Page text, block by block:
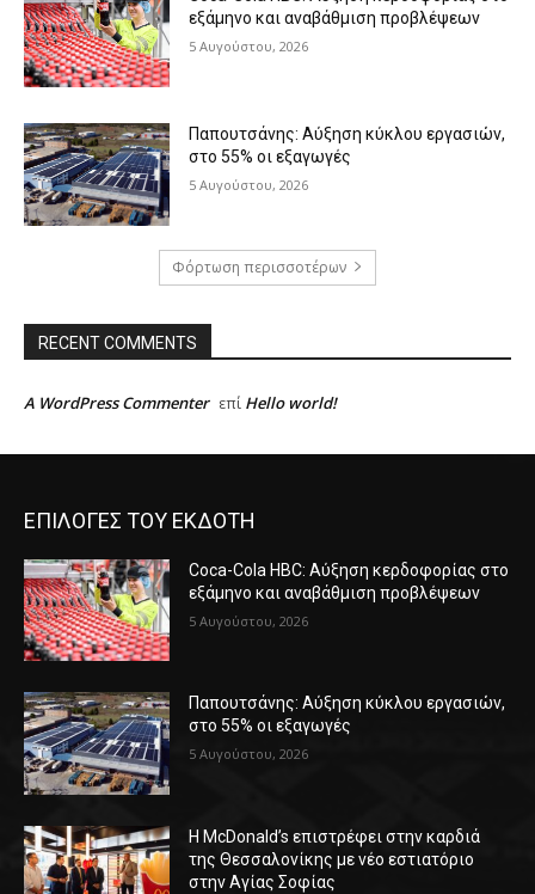
εξάμηνο και αναβάθμιση προβλέψεων
5 Αυγούστου, 2026
Παπουτσάνης: Αύξηση κύκλου εργασιών,
στο 55% οι εξαγωγές
5 Αυγούστου, 2026
Φόρτωση περισσοτέρων
RECENT COMMENTS
A WordPress Commenter επί Hello world!
ΕΠΙΛΟΓΕΣ ΤΟΥ ΕΚΔΟΤΗ
Coca-Cola HBC: Αύξηση κερδοφορίας στο
εξάμηνο και αναβάθμιση προβλέψεων
5 Αυγούστου, 2026
Παπουτσάνης: Αύξηση κύκλου εργασιών,
στο 55% οι εξαγωγές
5 Αυγούστου, 2026
Η McDonald’s επιστρέφει στην καρδιά
της Θεσσαλονίκης με νέο εστιατόριο
στην Αγίας Σοφίας